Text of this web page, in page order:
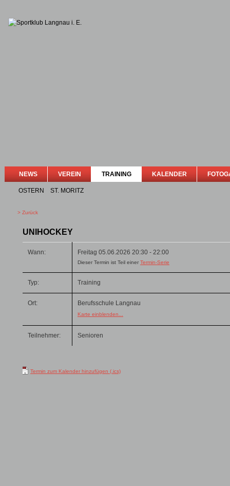
NEWS VEREIN TRAINING KALENDER
OSTERN ST. MORITZ
> Zurück
UNIHOCKEY
Wann: Freitag 05.06.2026 20:30 - 22:00
Dieser Termin ist Teil einer Termin-Serie
Typ: Training
Ort: Berufsschule Langnau
Karte einblenden...
Teilnehmer: Senioren
Termin zum Kalender hinzufügen (.ics)